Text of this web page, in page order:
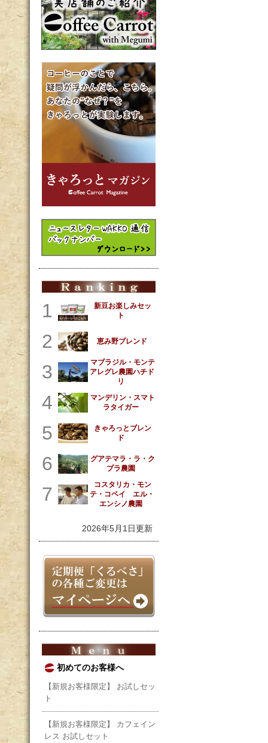
1
新豆お楽しみセッ
ト
2 恵み野ブレンド
3
マブラジル・モンテ
アレグレ農園ハチド
リ
4
マンデリン・スマト
ラタイガー
5
きゃろっとブレン
ド
6
グアテマラ・ラ・ク
プラ農園
7
コスタリカ・モン
テ・コペイ エル・
エンシノ農園
2026年5月1日更新
初めてのお客様へ
【新規お客様限定】 お試しセッ
ト
【新規お客様限定】 カフェイン
レス お試しセット